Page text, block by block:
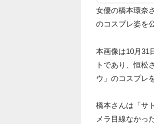
女優の橋本環奈
のコスプレ姿を
本画像は10月31
トであり、恒松
ウ」のコスプレ
橋本さんは「サ
メラ目線なかっ